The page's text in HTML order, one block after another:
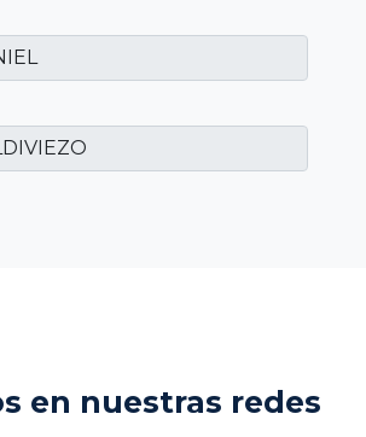
en nuestras redes